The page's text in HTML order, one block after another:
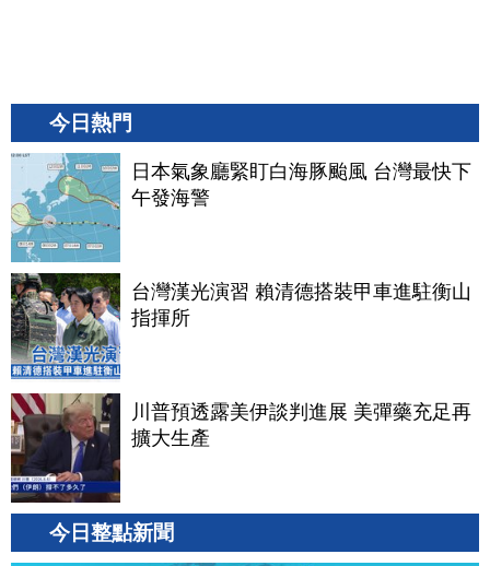
今日熱門
日本氣象廳緊盯白海豚颱風 台灣最快下
午發海警
台灣漢光演習 賴清德搭裝甲車進駐衡山
指揮所
川普預透露美伊談判進展 美彈藥充足再
擴大生產
今日整點新聞